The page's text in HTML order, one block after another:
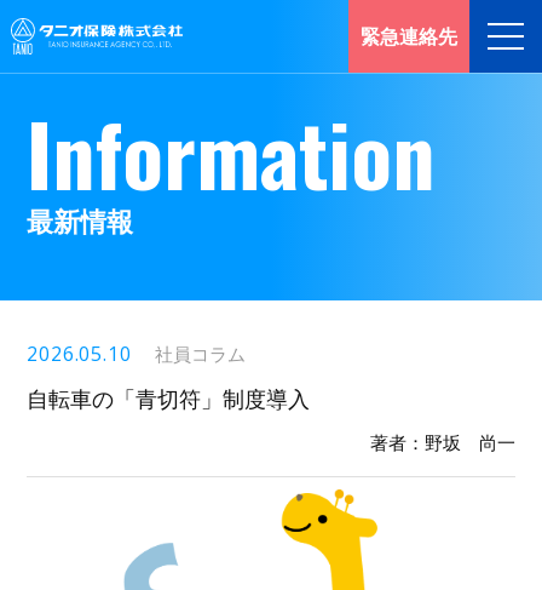
緊急連絡先
Information
最新情報
2026.05.10 社員コラム
自転車の「青切符」制度導入
著者：野坂 尚一